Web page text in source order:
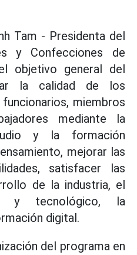
Tam - Presidenta del
y Confecciones de
objetivo general del
la calidad de los
miembros
mediante la
y la formación
mejorar las
satisfacer las
de la industria, el
y tecnológico, la
digital.
del programa en